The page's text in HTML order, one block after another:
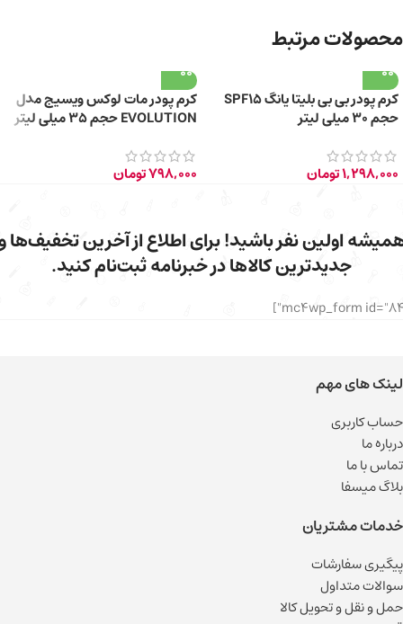
محصولات مرتبط
کرم پودر بی بی بلیتا یانگ SPF15
حجم ۳۰ میلی لیتر
1,298,000تومان
کرم پودر مات لوکس ویسیج مدل
EVOLUTION حجم 35 میلی لیتر
798,000تومان
اولین نفر باشید! برای اطلاع از آخرین تخفیف‌ها
جدیدترین کالاها در خبرنامه ثبت‌نام کنید.
لینک های مهم
حساب کاربری
درباره ما
تماس با ما
بلاگ میسفا
خدمات مشتریان
پیگیری سفارشات
سوالات متداول
حمل و نقل و تحویل کالا